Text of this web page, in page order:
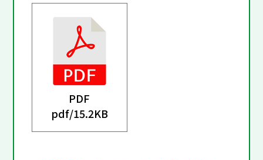
PDF
pdf/15.2KB